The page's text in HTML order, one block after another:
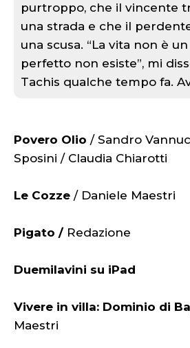
purtroppo, che il vincente
una strada e che il
una scusa. “La vita non è
perfetto non esiste”, mi
Tachis qualche tempo fa.
Povero Olio / Sandro
Sposini / Claudia Chiarotti
Le Cozze / Daniele Maestri
Pigato / Redazione
Duemilavini su iPad
Vivere in villa: Dominio di
Maestri